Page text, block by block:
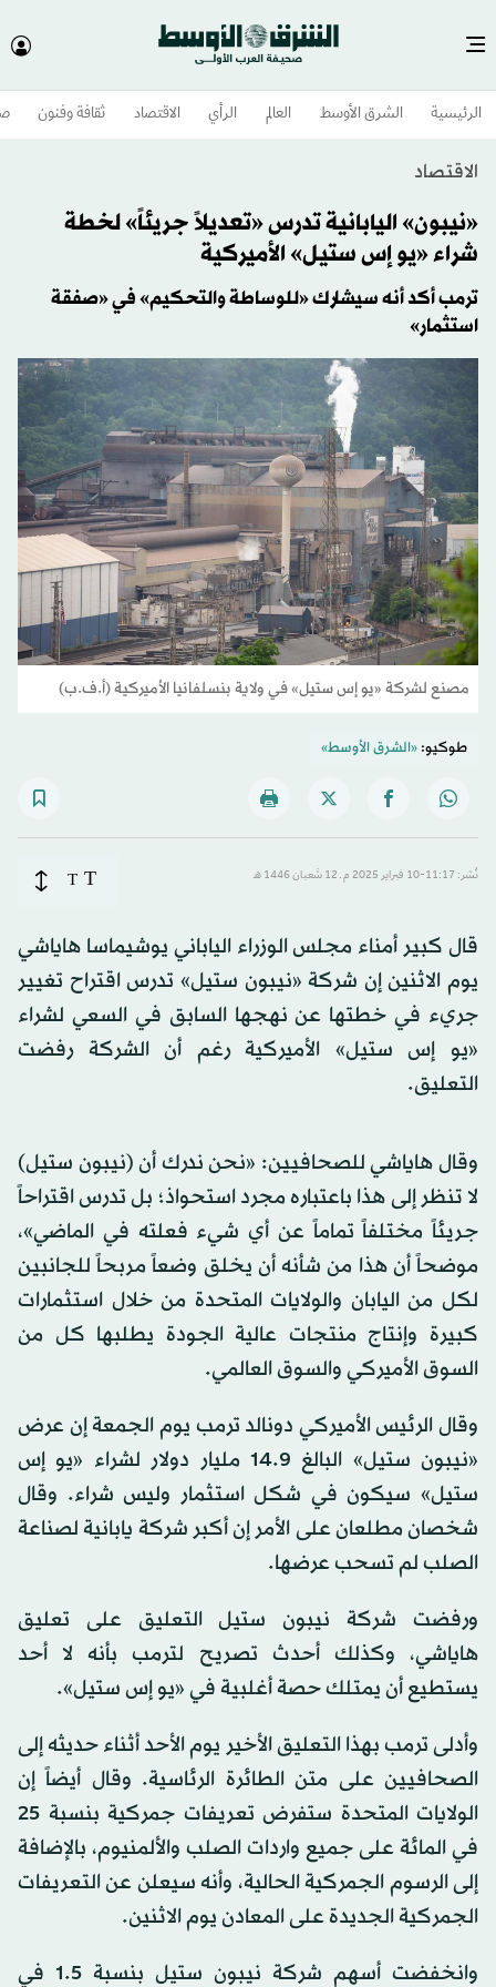
الرئيسية الشرق الأوسط​ العالم الرأي الاقتصاد ثقافة وفنون
الاقتصاد
«نيبون» اليابانية تدرس «تعديلاً جريئاً» لخطة
شراء «يو إس ستيل» الأميركية
ترمب أكد أنه سيشارك «للوساطة والتحكيم» في «صفقة
استثمار»
مصنع لشركة «يو إس ستيل» في ولاية بنسلفانيا الأميركية (أ.ف.ب)
طوكيو:«الشرق الأوسط»
نُشر: 11:17-10 فبراير 2025 م ـ 12 شَعبان 1446 هـ T
T
قال كبير أمناء مجلس الوزراء الياباني يوشيماسا هاياشي
يوم الاثنين إن شركة «نيبون ستيل» تدرس اقتراح تغيير
جريء في خطتها عن نهجها السابق في السعي لشراء
«يو إس ستيل» الأميركية رغم أن الشركة رفضت
التعليق.
وقال هاياشي للصحافيين: «نحن ندرك أن (نيبون ستيل)
لا تنظر إلى هذا باعتباره مجرد استحواذ؛ بل تدرس اقتراحاً
جريئاً مختلفاً تماماً عن أي شيء فعلته في الماضي»،
موضحاً أن هذا من شأنه أن يخلق وضعاً مربحاً للجانبين
لكل من اليابان والولايات المتحدة من خلال استثمارات
كبيرة وإنتاج منتجات عالية الجودة يطلبها كل من
السوق الأميركي والسوق العالمي.
وقال الرئيس الأميركي دونالد ترمب يوم الجمعة إن عرض
«نيبون ستيل» البالغ 14.9 مليار دولار لشراء «يو إس
ستيل» سيكون في شكل استثمار وليس شراء. وقال
شخصان مطلعان على الأمر إن أكبر شركة يابانية لصناعة
الصلب لم تسحب عرضها.
ورفضت شركة نيبون ستيل التعليق على تعليق
هاياشي، وكذلك أحدث تصريح لترمب بأنه لا أحد
يستطيع أن يمتلك حصة أغلبية في «يو إس ستيل».
وأدلى ترمب بهذا التعليق الأخير يوم الأحد أثناء حديثه إلى
الصحافيين على متن الطائرة الرئاسية. وقال أيضاً إن
الولايات المتحدة ستفرض تعريفات جمركية بنسبة 25
في المائة على جميع واردات الصلب والألمنيوم، بالإضافة
إلى الرسوم الجمركية الحالية، وأنه سيعلن عن التعريفات
الجمركية الجديدة على المعادن يوم الاثنين.
وانخفضت أسهم شركة نيبون ستيل بنسبة 1.5 في